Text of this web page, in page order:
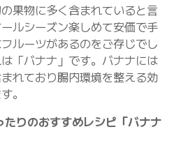
果物に多く含まれていると言
ルシーズン楽しめて安価で手
ルーツがあるのをご存じでし
「バナナ」です。バナナには
れており腸内環境を整える効
。
たりのおすすめレシピ「バナナ